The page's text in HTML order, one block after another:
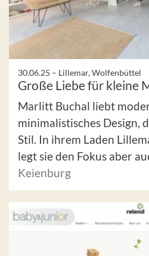
30.06.25 – Lillemar, Wolfenbüttel
Große Liebe für kleine
Marlitt Buchal liebt
minimalistisches Design,
Stil. In ihrem Laden
legt sie den Fokus aber
Keienburg